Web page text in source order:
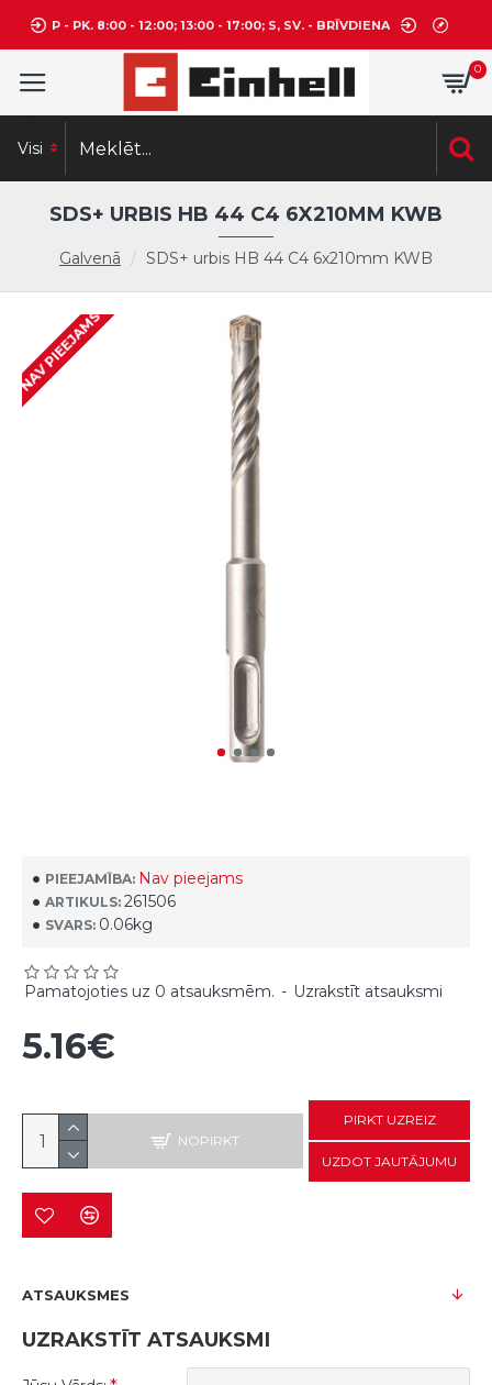
P - PK. 8:00 - 12:00; 13:00 - 17:00; S, SV. - BRĪVDIENA
0
Visi
Galvenā SDS+ urbis HB 44 C4 6x210mm KWB
SDS+ URBIS HB 44 C4 6X210MM KWB
NAV PIEEJAMS
PIEEJAMĪBA: Nav pieejams
ARTIKULS: 261506
SVARS: 0.06kg
Pamatojoties uz 0 atsauksmēm. - Uzrakstīt atsauksmi
5.16€
NOPIRKT
PIRKT UZREIZ
UZDOT JAUTĀJUMU
ATSAUKSMES
UZRAKSTĪT ATSAUKSMI